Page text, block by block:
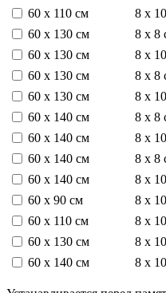
60 х 110 см
8 х
60 х 130 см
8 х 8
60 х 130 см
8 х
60 х 130 см
8 х 8
60 х 130 см
8 х
60 х 140 см
8 х 8
60 х 140 см
8 х
60 х 140 см
8 х 8
60 х 140 см
8 х
60 х 90 см
8 х
60 х 110 см
8 х
60 х 130 см
8 х
60 х 140 см
8 х